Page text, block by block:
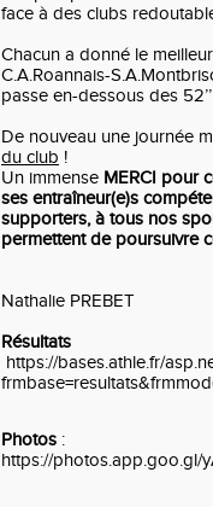
face à des clubs
Chacun a donné le
C.A.Roannais-
passe en-dessous des
De nouveau une journée
du club !
Un immense MERCI pour
ses entraîneur(e)s
supporters, à tous nos
permettent de poursuivre
Nathalie PREBET
Résultats
https://bases.athle.fr/
Photos :
https://photos.app.goo.gl/